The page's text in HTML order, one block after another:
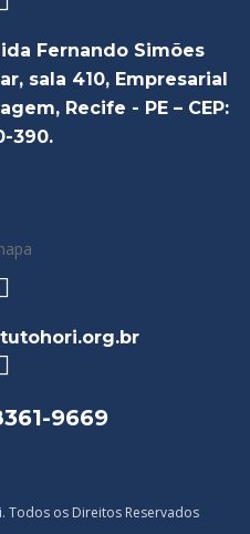
Fernando Simões
sala 410, Empresarial
Recife - PE – CEP:
390.
9669
Todos os Direitos Reservados